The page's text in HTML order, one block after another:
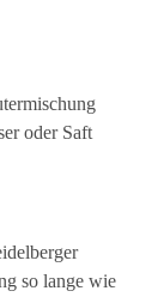
oder Saft
so lange wie